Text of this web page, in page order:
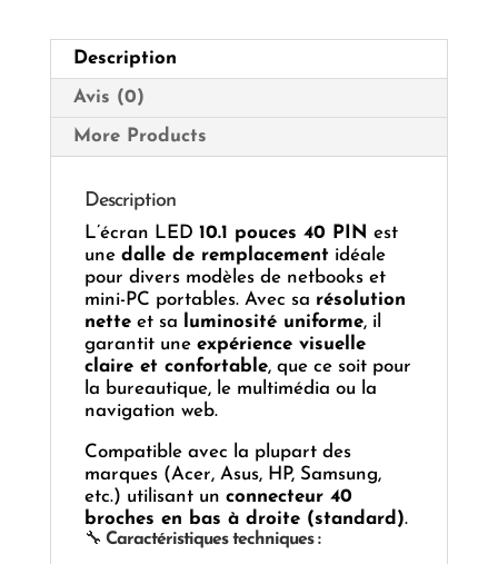
Description
Avis (0)
More Products
Description
L’écran LED 10.1 pouces 40 PIN est
une dalle de remplacementidéale
pour divers modèles de netbooks et
mini-PC portables. Avec sa résolution
netteet sa luminosité uniforme, il
garantit une expérience visuelle
claire et confortable, que ce soit pour
la bureautique, le multimédia ou la
navigation web.
Compatible avec la plupart des
marques (Acer, Asus, HP, Samsung,
etc.) utilisant un connecteur 40
broches en bas à droite (standard).
🔧 Caractéristiques techniques :